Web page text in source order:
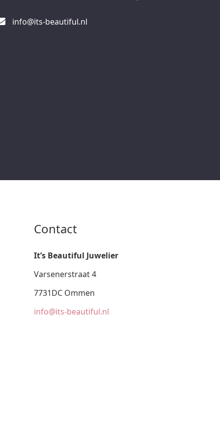
info@its-beautiful.nl
Contact
It’s Beautiful Juwelier
Varsenerstraat 4
7731DC Ommen
info@its-beautiful.nl